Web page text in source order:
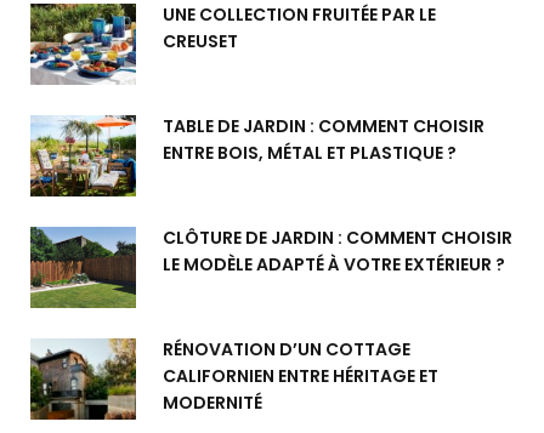
UNE COLLECTION FRUITÉE PAR LE
CREUSET
TABLE DE JARDIN : COMMENT CHOISIR
ENTRE BOIS, MÉTAL ET PLASTIQUE ?
CLÔTURE DE JARDIN : COMMENT CHOISIR
LE MODÈLE ADAPTÉ À VOTRE EXTÉRIEUR ?
RÉNOVATION D’UN COTTAGE
CALIFORNIEN ENTRE HÉRITAGE ET
MODERNITÉ